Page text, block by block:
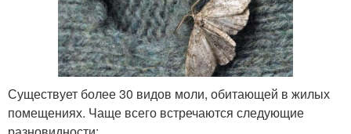
Существует более 30 видов моли, обитающей в жилых
помещениях. Чаще всего встречаются следующие